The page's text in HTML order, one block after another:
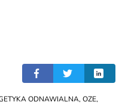
ODNAWIALNA, OZE,